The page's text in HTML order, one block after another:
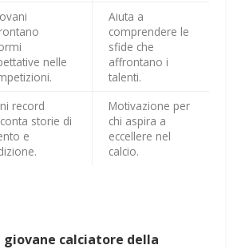
nelle
Aiuta a
comprendere le
sfide che
affrontano i
talenti.
record
storie di
e
Motivazione per
chi aspira a
eccellere nel
calcio.
giovane calciatore della